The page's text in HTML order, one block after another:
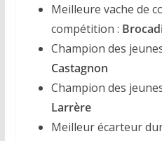
Meilleure vache de
compétition :
Champion des
Castagnon
Champion des
Larrère
Meilleur écarteur